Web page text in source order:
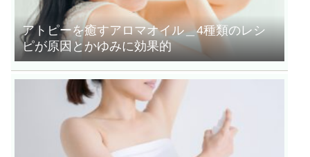
アトピーを癒すアロマオイル＿4種類のレシ
ピが原因とかゆみに効果的